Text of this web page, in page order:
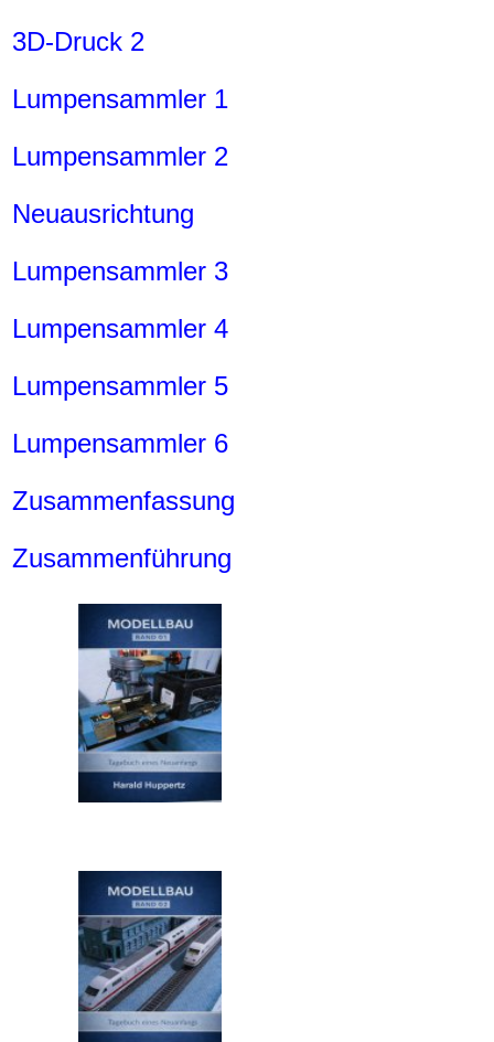
3D-Druck 2
Lumpensammler 1
Lumpensammler 2
Neuausrichtung
Lumpensammler 3
Lumpensammler 4
Lumpensammler 5
Lumpensammler 6
Zusammenfassung
Zusammenführung